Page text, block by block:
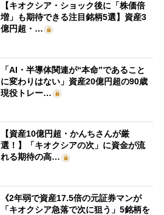
【キオクシア・ショック後に「株価倍
増」も期待できる注目銘柄5選】資産3
億円超・…
「AI・半導体関連が“本命”であること
に変わりはない」資産20億円超の90歳
現役トレー…
【資産10億円超・かんちさんが厳
選！】「キオクシアの次」に資金が流
れる期待の高…
《2年弱で資産17.5倍の元証券マンが
「キオクシア急落で次に狙う」5銘柄を